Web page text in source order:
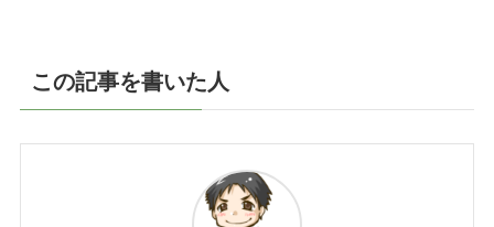
この記事を書いた人